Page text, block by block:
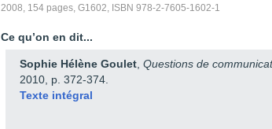
DU POUVOIR DANS LE DIFFICILE DIALOGUE DE PART ET
DE LA ROUTE
LE MONDE ARABO-MUSULMAN
2008, 154 pages, G1602, ISBN 978-2-7605-1602-1
Ce qu’on en dit...
Sophie Hélène Goulet Questions de
2010, p. 372-374.
Texte intégral